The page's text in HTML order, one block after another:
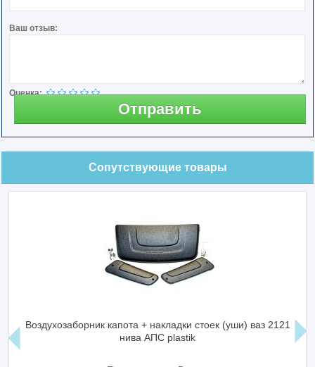
Ваш отзыв:
Оценка:
Отправить
Сопутствующие товары
Воздухозаборник капота + накладки стоек (уши) ваз 2121
нива АПС plastik